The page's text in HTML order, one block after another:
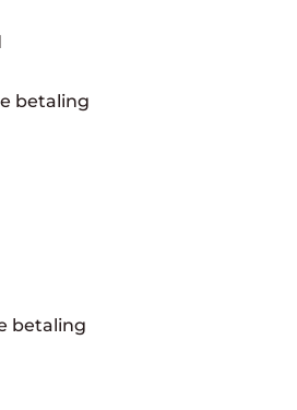
betaling
betaling